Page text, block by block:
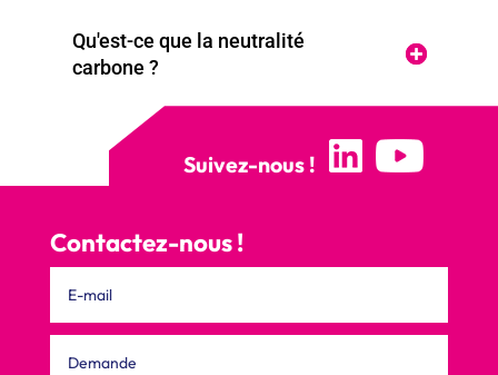
Qu'est-ce que la neutralité
carbone ?
Suivez-nous !
Contactez-nous !